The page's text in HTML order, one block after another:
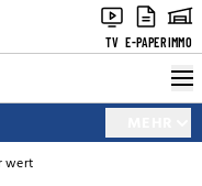
TV E-PAPERIMMO
wert